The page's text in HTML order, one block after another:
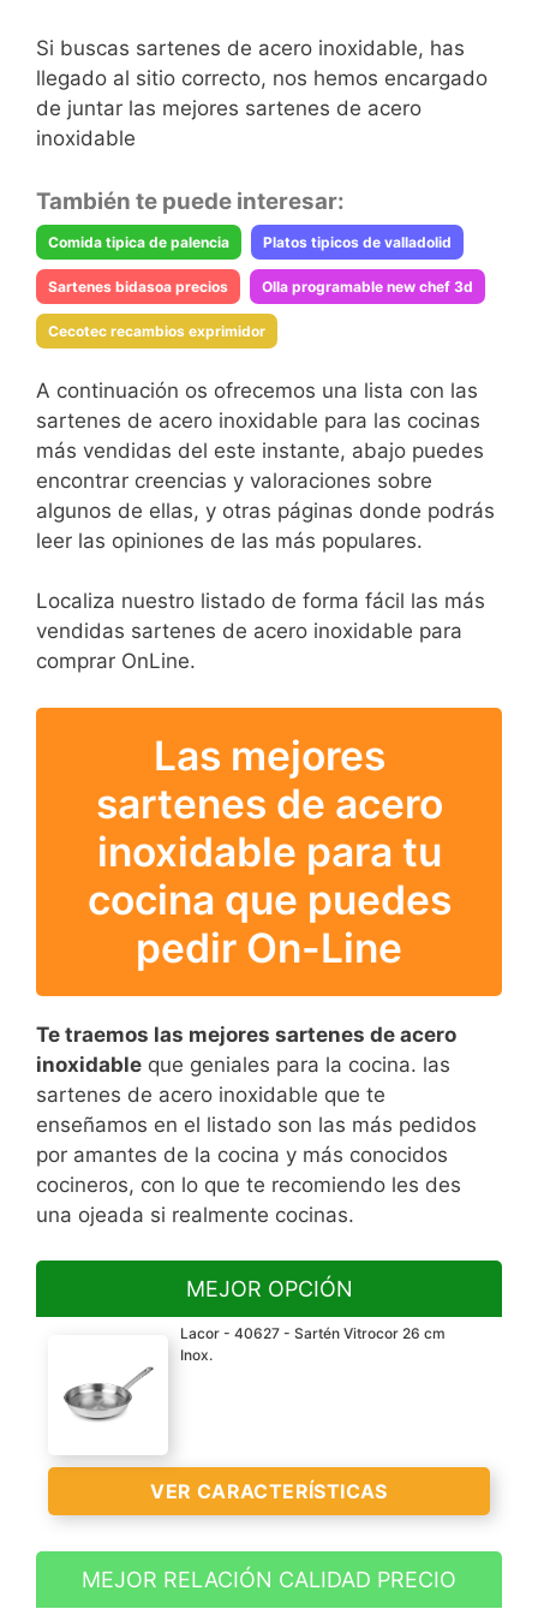
Si buscas sartenes de acero inoxidable, has
llegado al sitio correcto, nos hemos encargado
de juntar las mejores sartenes de acero
inoxidable
También te puede interesar:
Comida tipica de palencia Platos tipicos de valladolid
Sartenes bidasoa precios Olla programable new chef 3d
Cecotec recambios exprimidor
A continuación os ofrecemos una lista con las
sartenes de acero inoxidable para las cocinas
más vendidas del este instante, abajo puedes
encontrar creencias y valoraciones sobre
algunos de ellas, y otras páginas donde podrás
leer las opiniones de las más populares.
Localiza nuestro listado de forma fácil las más
vendidas sartenes de acero inoxidable para
comprar OnLine.
Las mejores
sartenes de acero
inoxidable para tu
cocina que puedes
pedir On-Line
Te traemos las mejores sartenes de acero
inoxidable que geniales para la cocina. las
sartenes de acero inoxidable que te
enseñamos en el listado son las más pedidos
por amantes de la cocina y más conocidos
cocineros, con lo que te recomiendo les des
una ojeada si realmente cocinas.
MEJOR OPCIÓN
Lacor - 40627 - Sartén Vitrocor 26 cm
Inox.
VER CARACTERÍSTICAS
Diseñada para los Chef
MEJOR RELACIÓN CALIDAD PRECIO